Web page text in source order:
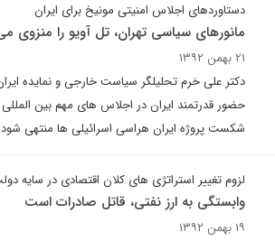
دستاوردهای اجلاس امنیتی مونیخ برای ایران
مانورهای سیاسی تهران، تل آویو را منزوی
۲۱ بهمن ۱۳۹۲
دکتر علی خرم تحلیلگر سیاست خارجی و نمایده
حضور قدرتمند ایران در اجلاس های مهم بین
شکست پروژه ایران هراسی اسرائیلی ها منتهی شود
لزوم تغییر استراتژی های کلان اقتصادی در سایه
وابستگی به ارز نفتی، قاتل صادرات است
۱۹ بهمن ۱۳۹۲